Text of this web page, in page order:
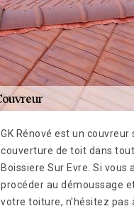
GK Rénové est un couvreur
couverture de toit dans
Boissiere Sur Evre. Si vous
procéder au démoussage
votre toiture, n'hésitez pas